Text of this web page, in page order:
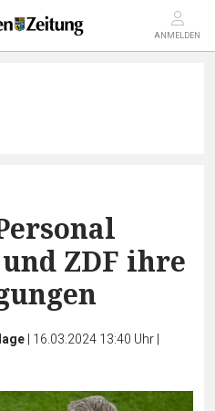
ANMELDEN
ZDF ihre
| 16.03.2024 13:40 Uhr|